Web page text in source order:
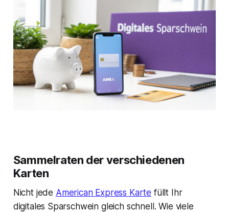
Sammelraten der verschiedenen
Karten
Nicht jede American Express Karte füllt Ihr
digitales Sparschwein gleich schnell. Wie viele